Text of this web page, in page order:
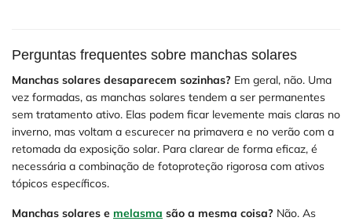
Perguntas frequentes sobre manchas solares
Manchas solares desaparecem sozinhas? Em geral, não. Uma
vez formadas, as manchas solares tendem a ser permanentes
sem tratamento ativo. Elas podem ficar levemente mais claras no
inverno, mas voltam a escurecer na primavera e no verão com a
retomada da exposição solar. Para clarear de forma eficaz, é
necessária a combinação de fotoproteção rigorosa com ativos
tópicos específicos.
Manchas solares e melasma são a mesma coisa? Não. As